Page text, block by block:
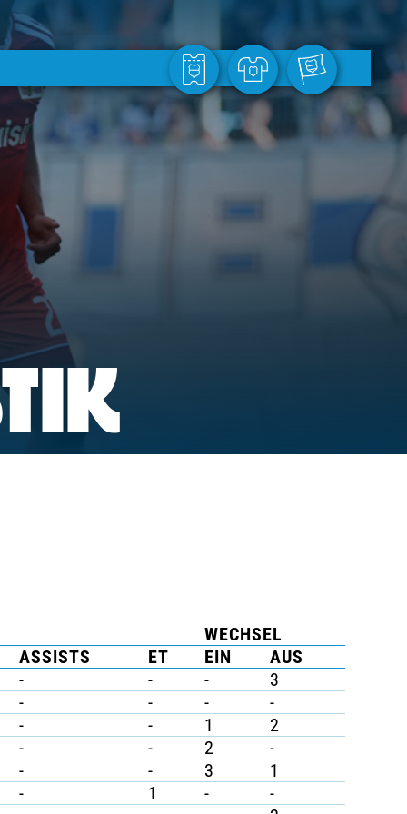
WECHSEL
ASSISTS
ET EIN
AUS
-
- -
3
-
- -
-
-
- 1
2
-
- 2
-
-
- 3
1
-
1 -
-